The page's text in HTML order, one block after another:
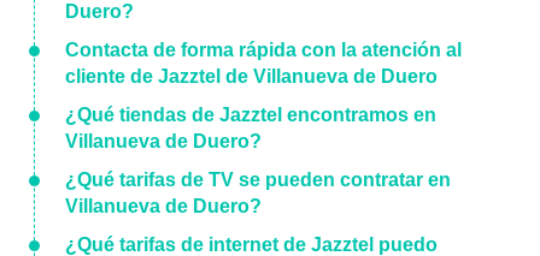
Duero?
Contacta de forma rápida con la atención al
cliente de Jazztel de Villanueva de Duero
¿Qué tiendas de Jazztel encontramos en
Villanueva de Duero?
¿Qué tarifas de TV se pueden contratar en
Villanueva de Duero?
¿Qué tarifas de internet de Jazztel puedo